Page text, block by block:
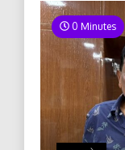
0 Minutes